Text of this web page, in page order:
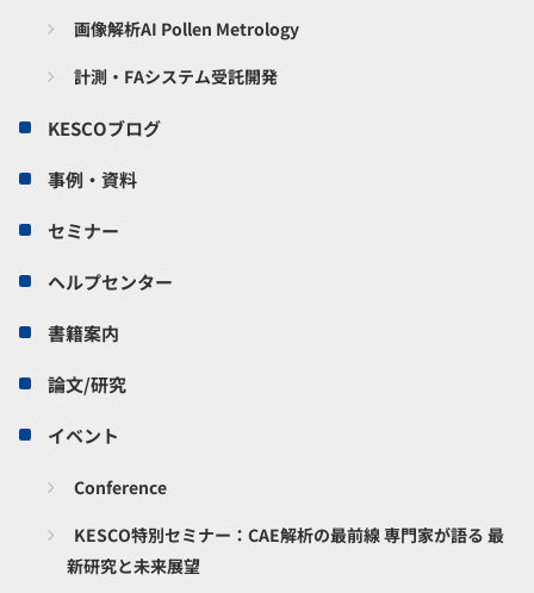
画像解析AI Pollen Metrology
計測・FAシステム受託開発
KESCOブログ
事例・資料
セミナー
ヘルプセンター
書籍案内
論文/研究
イベント
Conference
KESCO特別セミナー：CAE解析の最前線 専門家が語る 最
新研究と未来展望